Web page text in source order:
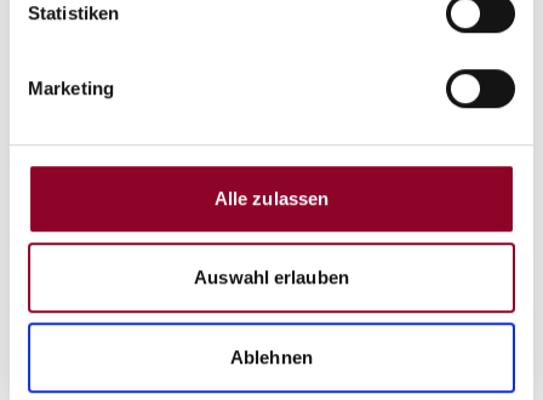
Statistiken
Marketing
Alle zulassen
Auswahl erlauben
Ablehnen
Sand zu einem
und Sand, das mag auf den
mit dem richtigen Sand wird
zu einem prachtvollen
Blick in die Regale von